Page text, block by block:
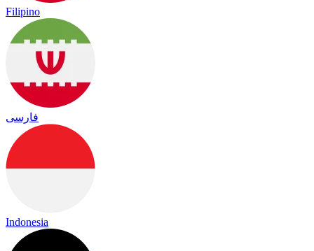
Filipino
فارسی
Indonesia